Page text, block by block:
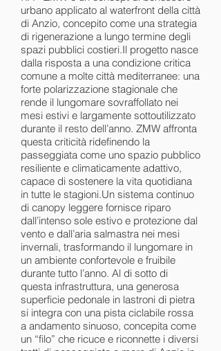
urbano applicato al waterfront della città
di Anzio, concepito come una strategia
di rigenerazione a lungo termine degli
spazi pubblici costieri.Il progetto nasce
dalla risposta a una condizione critica
comune a molte città mediterranee: una
forte polarizzazione stagionale che
rende il lungomare sovraffollato nei
mesi estivi e largamente sottoutilizzato
durante il resto dell’anno. ZMW affronta
questa criticità ridefinendo la
passeggiata come uno spazio pubblico
resiliente e climaticamente adattivo,
capace di sostenere la vita quotidiana
in tutte le stagioni.Un sistema continuo
di canopy leggere fornisce riparo
dall’intenso sole estivo e protezione dal
vento e dall’aria salmastra nei mesi
invernali, trasformando il lungomare in
un ambiente confortevole e fruibile
durante tutto l’anno. Al di sotto di
questa infrastruttura, una generosa
superficie pedonale in lastroni di pietra
si integra con una pista ciclabile rossa
a andamento sinuoso, concepita come
un “filo” che ricuce e riconnette i diversi